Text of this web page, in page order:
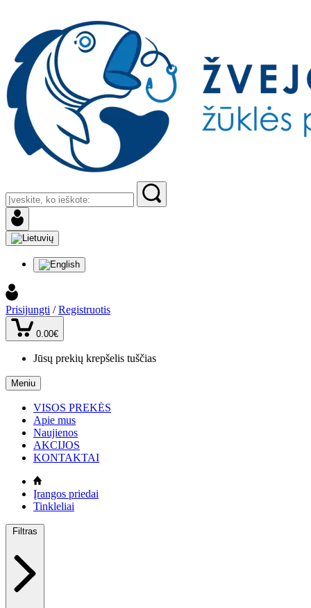
Prisijungti / Registruotis
0.00€
Jūsų prekių krepšelis tuščias
Meniu
VISOS PREKĖS
Apie mus
Naujienos
AKCIJOS
KONTAKTAI
Įrangos priedai
Tinkleliai
Filtras